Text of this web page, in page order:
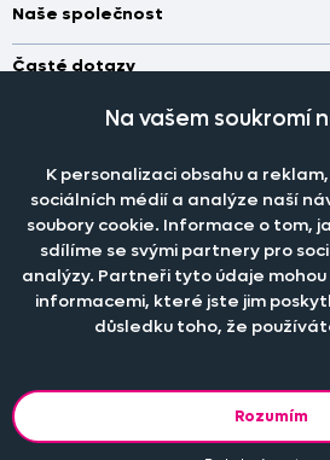
Staňte se členem klubu Dante.cz
Objevte slevy pro členy, získejte akční
Naše společnost
Doprava a platba
Obchodní podmínky
Katalog zdarma
Časté dotazy
Jak prát záclony a závěsy?
Jak prát povlečení a prostěradla?
Informace o materiálech
Šití záclon a závěsů
PRODEJNÍ ODDĚLENÍ - TELEFONICKY
po-pá 7:30 - 16:00
Tel.:777 111 818
e-mail:dotazy@dante.cz
reklamace:reklamace@dante.cz
Na vašem soukromí
K personalizaci obsahu a
sociálních médií a analýze naší
soubory cookie. Informace o tom,
sdílíme se svými partnery pro
analýzy. Partneři tyto údaje
informacemi, které jste jim
důsledku toho, že
Rozumím